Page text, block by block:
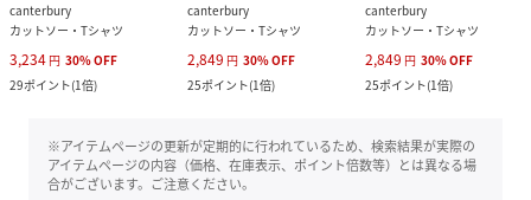
canterbury
カットソー・Tシャツ
3,234 円 30%OFF
29ポイント(1倍)
canterbury
カットソー・Tシャツ
2,849 円 30%OFF
25ポイント(1倍)
canterbury
カットソー・Tシャツ
2,849 円 30%OFF
25ポイント(1倍)
※アイテムページの更新が定期的に行われているため、検索結果が実際の
アイテムページの内容（価格、在庫表示、ポイント倍数等）とは異なる場
合がございます。ご注意ください。